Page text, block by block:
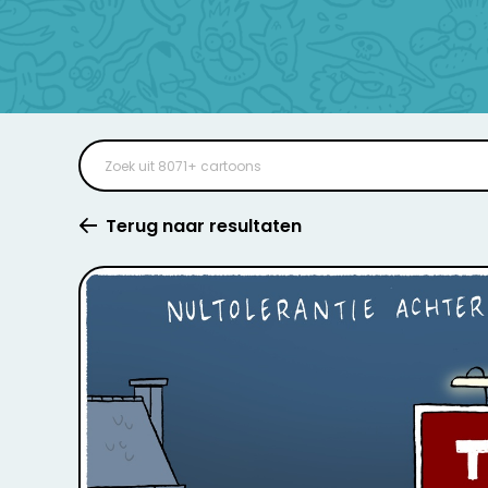
Terug naar resultaten